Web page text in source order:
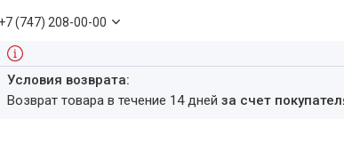
+7 (747) 208-00-00
возврат товара в течение 14 днейза счет